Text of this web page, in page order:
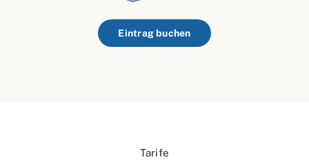
Eintrag buchen
Tarife